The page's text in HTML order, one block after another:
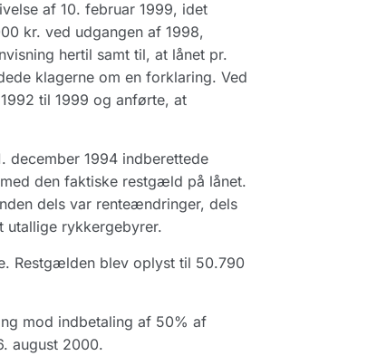
af 10. februar 1999, idet
kr. ved udgangen af 1998,
hertil samt til, at lånet pr.
klagerne om en forklaring. Ved
til 1999 og anførte, at
december 1994 indberettede
den faktiske restgæld på lånet.
dels var renteændringer, dels
utallige rykkergebyrer.
Restgælden blev oplyst til 50.790
mod indbetaling af 50% af
august 2000.